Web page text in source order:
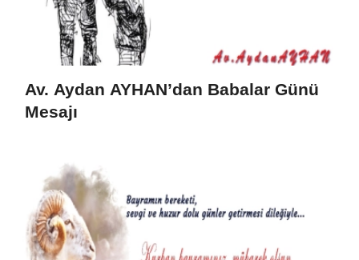
Av. Aydan AYHAN’dan Babalar Günü
Mesajı